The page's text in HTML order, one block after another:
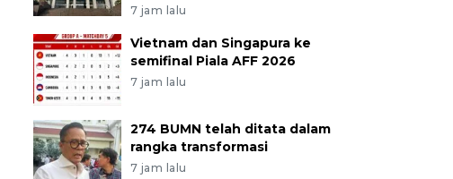
7 jam lalu
Vietnam dan Singapura ke
semifinal Piala AFF 2026
7 jam lalu
274 BUMN telah ditata dalam
rangka transformasi
7 jam lalu